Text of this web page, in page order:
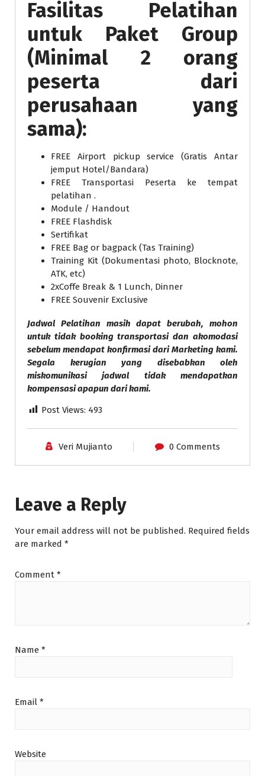
Fasilitas Pelatihan
untuk Paket Group
(Minimal 2 orang
peserta dari
perusahaan yang
sama):
FREE Airport pickup service (Gratis Antar
jemput Hotel/Bandara)
FREE Transportasi Peserta ke tempat
pelatihan .
Module / Handout
FREE Flashdisk
Sertifikat
FREE Bag or bagpack (Tas Training)
Training Kit (Dokumentasi photo, Blocknote,
ATK, etc)
2xCoffe Break & 1 Lunch, Dinner
FREE Souvenir Exclusive
Jadwal Pelatihan masih dapat berubah, mohon
untuk tidak booking transportasi dan akomodasi
sebelum mendapat konfirmasi dari Marketing kami.
Segala kerugian yang disebabkan oleh
miskomunikasi jadwal tidak mendapatkan
kompensasi apapun dari kami.
Post Views: 493
Veri Mujianto 0 Comments
Leave a Reply
Your email address will not be published. Required fields
are marked *
Comment *
Name *
Email *
Website